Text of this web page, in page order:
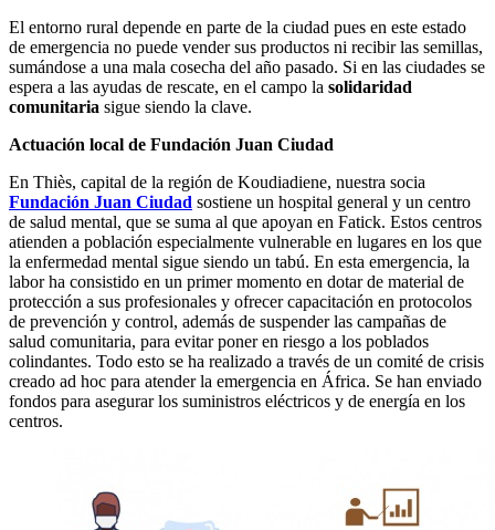
El entorno rural depende en parte de la ciudad pues en este estado
de emergencia no puede vender sus productos ni recibir las semillas,
sumándose a una mala cosecha del año pasado. Si en las ciudades se
espera a las ayudas de rescate, en el campo la solidaridad
comunitaria sigue siendo la clave.
Actuación local de Fundación Juan Ciudad
En Thiès, capital de la región de Koudiadiene, nuestra socia
Fundación Juan Ciudad sostiene un hospital general y un centro
de salud mental, que se suma al que apoyan en Fatick. Estos centros
atienden a población especialmente vulnerable en lugares en los que
la enfermedad mental sigue siendo un tabú. En esta emergencia, la
labor ha consistido en un primer momento en dotar de material de
protección a sus profesionales y ofrecer capacitación en protocolos
de prevención y control, además de suspender las campañas de
salud comunitaria, para evitar poner en riesgo a los poblados
colindantes. Todo esto se ha realizado a través de un comité de crisis
creado ad hoc para atender la emergencia en África. Se han enviado
fondos para asegurar los suministros eléctricos y de energía en los
centros.